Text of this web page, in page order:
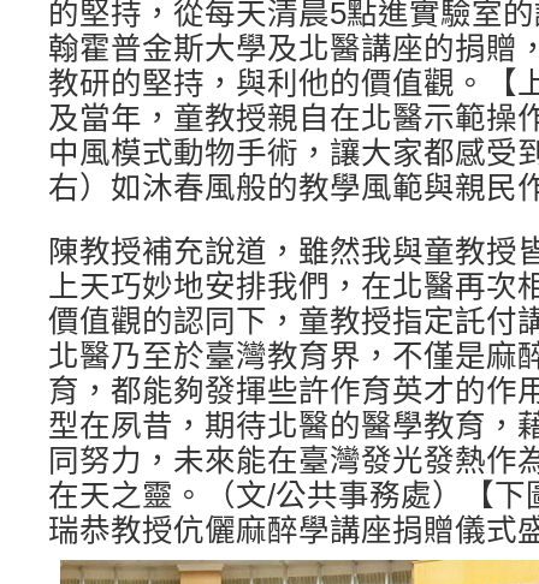
的堅持，從每天清晨5點進實驗室
翰霍普金斯大學及北醫講座的捐贈
教研的堅持，與利他的價值觀。【
及當年，童教授親自在北醫示範操
中風模式動物手術，讓大家都感受
右）如沐春風般的教學風範與親民
陳教授補充說道，雖然我與童教授
上天巧妙地安排我們，在北醫再次
價值觀的認同下，童教授指定託付
北醫乃至於臺灣教育界，不僅是麻
育，都能夠發揮些許作育英才的作
型在夙昔，期待北醫的醫學教育，
同努力，未來能在臺灣發光發熱作
在天之靈。（文/公共事務處）【下
瑞恭教授伉儷麻醉學講座捐贈儀式